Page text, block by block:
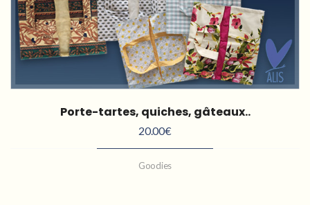
Porte-tartes, quiches, gâteaux..
20.00€
Goodies